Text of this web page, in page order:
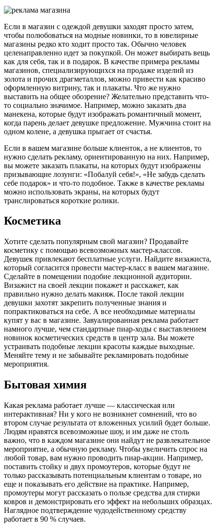
Если в магазин с одеждой девушки заходят просто затем,
чтобы полюбоваться на модные новинки, то в ювелирные
магазины редко кто ходит просто так. Обычно человек
целенаправленно идет за покупкой. Он может выбирать вещь
как для себя, так и в подарок. В качестве примера рекламы
магазинов, специализирующихся на продаже изделий из
золота и прочих драгметаллов, можно привести как красиво
оформленную витрину, так и плакаты. Что же нужно
выставить на общее обозрение? Желательно представить что-
то социально значимое. Например, можно заказать два
манекена, которые будут изображать романтичный момент,
когда парень делает девушке предложение. Мужчина стоит на
одном колене, а девушка прыгает от счастья.
Если в вашем магазине больше клиенток, а не клиентов, то
нужно сделать рекламу, ориентированную на них. Например,
вы можете заказать плакаты, на которых будут изображены
призывающие лозунги: «Побалуй себя!», «Не забудь сделать
себе подарок» и что-то подобное. Также в качестве рекламы
можно использовать экраны, на которых будут
транслироваться короткие ролики.
Косметика
Хотите сделать популярным свой магазин? Продавайте
косметику с помощью всевозможных мастер-классов.
Девушек привлекают бесплатные услуги. Найдите визажиста,
который согласится провести мастер-класс в вашем магазине.
Сделайте в помещении подобие лекционной аудитории.
Визажист на своей лекции покажет и расскажет, как
правильно нужно делать макияж. После такой лекции
девушки захотят закрепить полученные знания и
попрактиковаться на себе. А все необходимые материалы
купят у вас в магазине. Завуалированная реклама работает
намного лучше, чем стандартные пиар-ходы с выставлением
новинок косметических средств в центр зала. Вы можете
устраивать подобные лекции красоты каждые выходные.
Меняйте тему и не забывайте рекламировать подобные
мероприятия.
Бытовая химия
Какая реклама работает лучше — классическая или
интерактивная? Ни у кого не возникнет сомнений, что во
втором случае результата от вложенных усилий будет больше.
Людям нравятся всевозможные шоу, и им даже не столь
важно, что в каждом магазине они найдут не развлекательное
мероприятие, а обычную рекламу. Чтобы увеличить спрос на
любой товар, вам нужно проводить пиар-акции. Например,
поставить стойку и двух промоутеров, которые будут не
только рассказывать потенциальным клиентам о товаре, но
еще и показывать его действие на практике. Например,
промоутеры могут рассказать о пользе средства для стирки
ковров и демонстрировать его эффект на небольших образцах.
Наглядное подтверждение чудодейственному средству
работает в 90 % случаев.